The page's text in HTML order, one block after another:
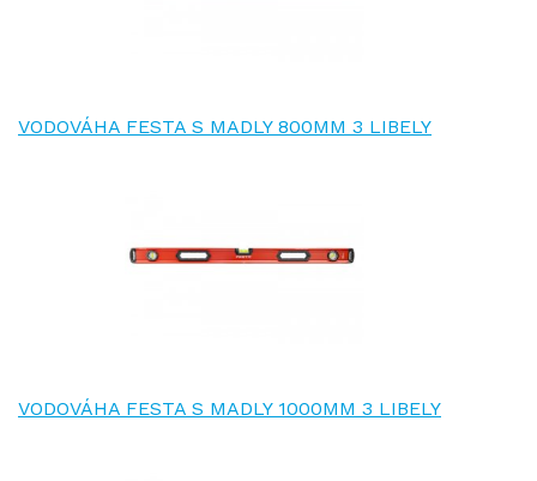
VODOVÁHA FESTA S MADLY 800MM 3 LIBELY
VODOVÁHA FESTA S MADLY 1000MM 3 LIBELY